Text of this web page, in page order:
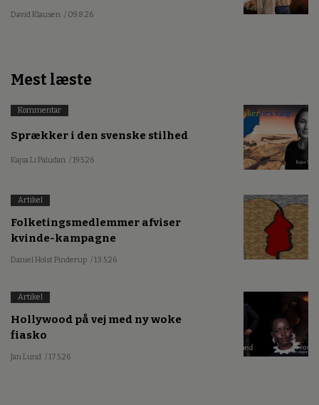
David Klausen / 09.8.26
Mest læste
Kommentar
Sprækker i den svenske stilhed
Kajsa Li Paludan / 19.5.26
Artikel
Folketingsmedlemmer afviser
kvinde-kampagne
Daniel Holst Pinderup / 13.5.26
Artikel
Hollywood på vej med ny woke
fiasko
Jan Lund / 17.5.26